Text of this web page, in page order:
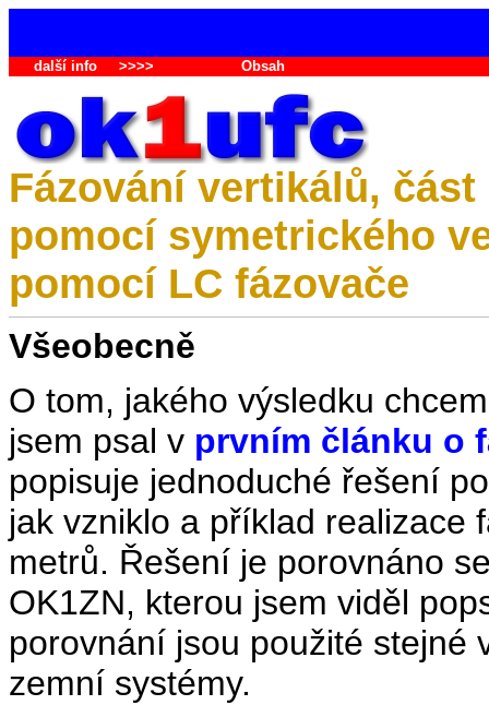
další info>>>> Obsah
Fázování vertikálů,
pomocí symetrického
pomocí LC fázovače
Všeobecně
O tom, jakého výsledku
jsem psal v prvním článku o
popisuje jednoduché řešení
jak vzniklo a příklad realizace
metrů. Řešení je porovnáno
OK1ZN, kterou jsem viděl
porovnání jsou použité stejné
zemní systémy.